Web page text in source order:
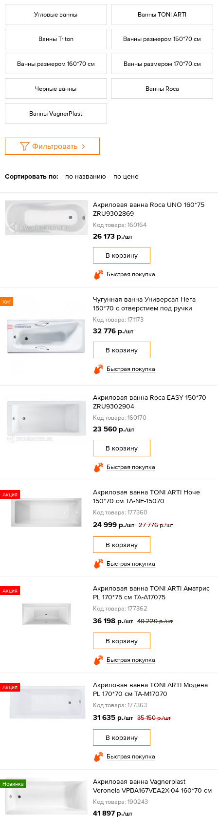
Угловые ванны Ванны TONI ARTI
Ванны Triton Ванны размером 150*70 см
Ванны размером 160*70 см Ванны размером 170*70 см
Черные ванны Ванны Roca
Ванны VagnerPlast
Фильтровать
Сортировать по: по названию по цене
Акриловая ванна Roca UNO 160*75
ZRU9302869
Код товара: 160164
26 173 р./шт
В корзину
Быстрая покупка
Хит
Чугунная ванна Универсал Нега
150*70 с отверстием под ручки
Код товара: 171173
32 776 р./шт
В корзину
Быстрая покупка
Акриловая ванна Roca EASY 150*70
ZRU9302904
Код товара: 160170
23 560 р./шт
В корзину
Быстрая покупка
Акция
Акриловая ванна TONI ARTI Ноче
150*70 см TA-NE-15070
Код товара: 177360
24 999 р./шт 27 776 р./шт
В корзину
Быстрая покупка
Акция
Акриловая ванна TONI ARTI Аматрис
PL 170*75 см TA-A17075
Код товара: 177362
36 198 р./шт 40 220 р./шт
В корзину
Быстрая покупка
Акция
Акриловая ванна TONI ARTI Модена
PL 170*70 см TA-M17070
Код товара: 177363
31 635 р./шт 35 150 р./шт
В корзину
Быстрая покупка
Новинка
Акриловая ванна Vagnerplast
Veronela VPBA167VEA2X-04 160*70 см
Код товара: 190243
41 897 р./шт